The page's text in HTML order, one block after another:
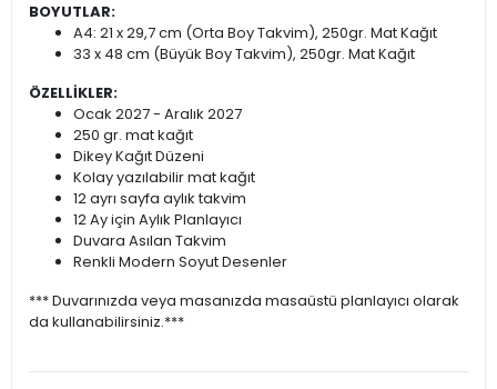
BOYUTLAR:
A4: 21 x 29,7 cm (Orta Boy Takvim), 250gr. Mat Kağıt
33 x 48 cm (Büyük Boy Takvim), 250gr. Mat Kağıt
ÖZELLİKLER:
Ocak 2027 - Aralık 2027
250 gr. mat kağıt
Dikey Kağıt Düzeni
Kolay yazılabilir mat kağıt
12 ayrı sayfa aylık takvim
12 Ay için Aylık Planlayıcı
Duvara Asılan Takvim
Renkli Modern Soyut Desenler
*** Duvarınızda veya masanızda masaüstü planlayıcı olarak
da kullanabilirsiniz.***